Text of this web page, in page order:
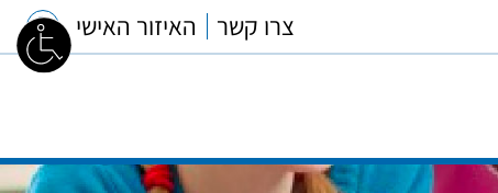
צרו קשר האיזור האישי